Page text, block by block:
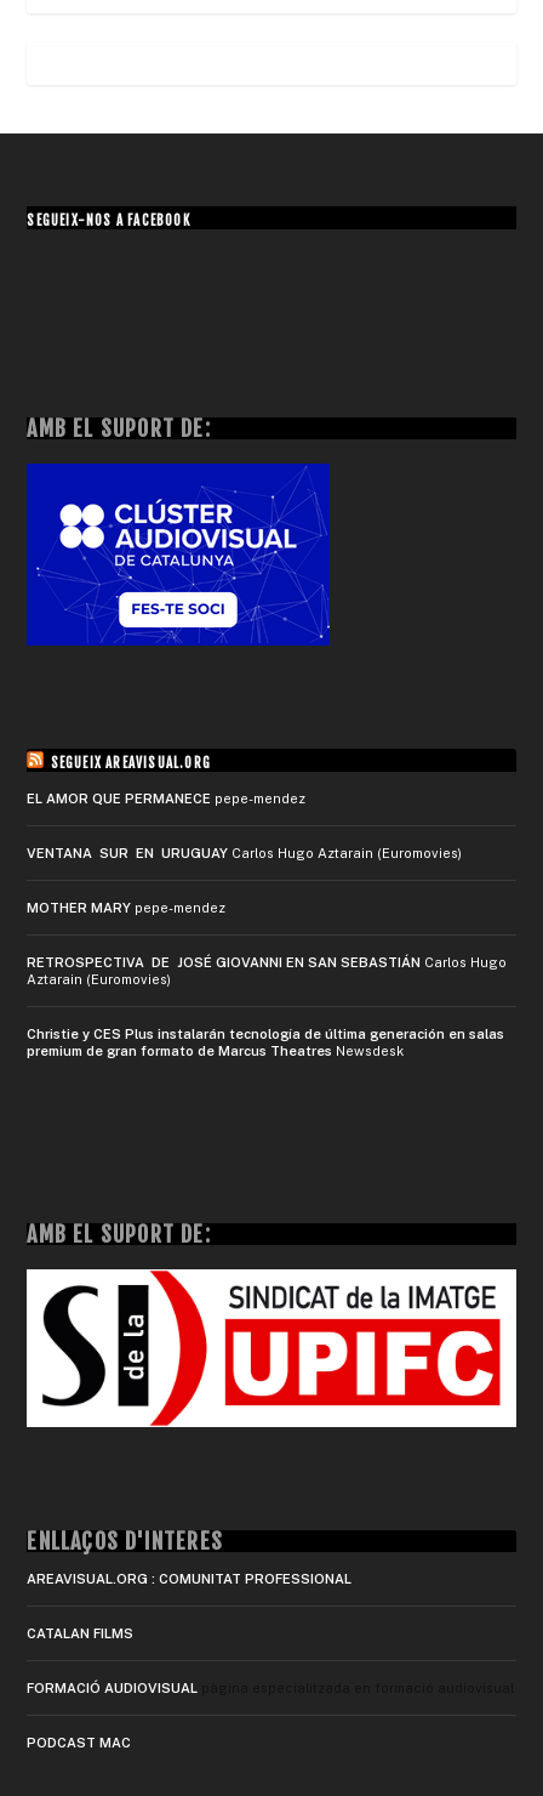
SEGUEIX-NOS A FACEBOOK
AMB EL SUPORT DE:
SEGUEIX AREAVISUAL.ORG
EL AMOR QUE PERMANECE pepe-mendez
VENTANA SUR EN URUGUAY Carlos Hugo Aztarain (Euromovies)
MOTHER MARY pepe-mendez
RETROSPECTIVA DE JOSÉ GIOVANNI EN SAN SEBASTIÁN Carlos Hugo
Aztarain (Euromovies)
Christie y CES Plus instalarán tecnología de última generación en salas
premium de gran formato de Marcus Theatres Newsdesk
AMB EL SUPORT DE:
ENLLAÇOS D'INTERÈS
AREAVISUAL.ORG : COMUNITAT PROFESSIONAL
CATALAN FILMS
FORMACIÓ AUDIOVISUAL
PODCAST MAC